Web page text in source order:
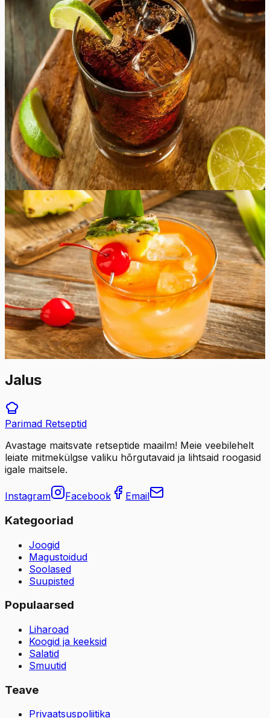
Cuba Libre kokteil
Olge valmis merele sõitma selle klassikalise Kuubalt pärit
kokteiliga! Cuba Libre kokteil on värskendav segu
rummist, laimimahlast ja koolast, mis on täiuslik
kombinatsioon magusast ja hapust. Kui otsite
janukustutavat jooki kuumal suvepäeval või soovite
lisada oma õhtusse troopilist meeleolu, siis see jook
sobib kindlasti hästi! Ainult kolme koostisosaga on seda
retsepti lihtne valmistada ja veelgi lihtsam nautida.
Tõstame klaasi Cuba Libre'i legendaarse kokteili
terviseks!
5min
1 tk
Lihtne
5.0Hinnang:(9
Mai Tai kokteil
Põgenege troopilisse paradiisi selle imemaitsva Mai Tai
kokteiliga. See värskendav magushapukas jook koosneb
rummist, apelsini curaçaost, laimimahlast ja orgeat
siirupist ning on ideaalne viis end soojale ja
päikesepaistelisele rannale viia. Nii et haarake oma
kokteilišeiker ja valmistuge nautima troopika maitset.
5min
1tk
Jalus
Parimad Retseptid
Avastage maitsvate retseptide maailm! Meie veebilehelt
leiate mitmekülgse valiku hõrgutavaid ja lihtsaid roogasid
igale maitsele.
Instagram Facebook Email
Kategooriad
Joogid
Magustoidud
Soolased
Suupisted
Populaarsed
Liharoad
Koogid ja keeksid
Salatid
Smuutid
Teave
Privaatsuspoliitika